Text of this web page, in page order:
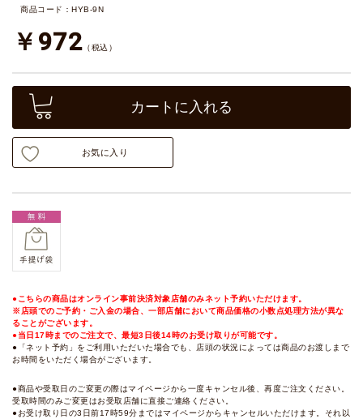
商品コード：HYB-9N
￥972 （税込）
カートに入れる
お気に入り
●こちらの商品はオンライン事前決済対象店舗のみネット予約いただけます。
※店頭でのご予約・ご入金の場合、一部店舗において商品価格の小数点処理方法が異な
ることがございます。
●当日17時までのご注文で、最短3日後14時のお受け取りが可能です。
●「ネット予約」をご利用いただいた場合でも、店頭の状況によっては商品のお渡しまで
お時間をいただく場合がございます。
●商品や受取日のご変更の際はマイページから一度キャンセル後、再度ご注文ください。
受取時間のみご変更はお受取店舗に直接ご連絡ください。
●お受け取り日の3日前17時59分まではマイページからキャンセルいただけます。それ以